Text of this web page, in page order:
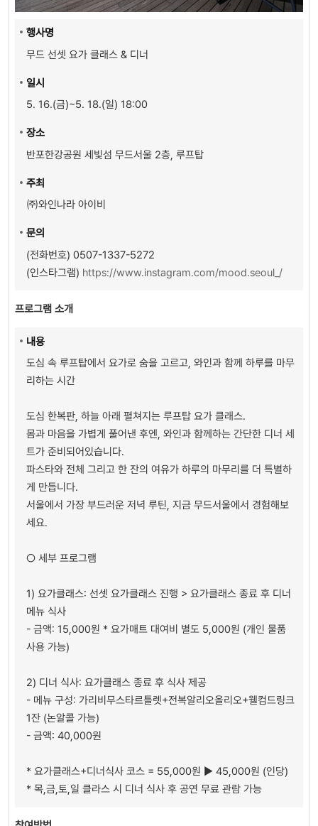
행사명
무드 선셋 요가 클래스 & 디너
일시
5. 16.(금)~5. 18.(일) 18:00
장소
반포한강공원 세빛섬 무드서울 2층, 루프탑
주최
㈜와인나라 아이비
문의
(전화번호) 0507-1337-5272
(인스타그램) https://www.instagram.com/mood.seoul_/
프로그램 소개
내용
도심 속 루프탑에서 요가로 숨을 고르고, 와인과 함께 하루를 마무
리하는 시간
도심 한복판, 하늘 아래 펼쳐지는 루프탑 요가 클래스.
몸과 마음을 가볍게 풀어낸 후엔, 와인과 함께하는 간단한 디너 세
트가 준비되어있습니다.
파스타와 전체 그리고 한 잔의 여유가 하루의 마무리를 더 특별하
게 만듭니다.
서울에서 가장 부드러운 저녁 루틴, 지금 무드서울에서 경험해보
세요.
○ 세부 프로그램
1) 요가클래스: 선셋 요가클래스 진행 > 요가클래스 종료 후 디너
메뉴 식사
- 금액: 15,000원 * 요가매트 대여비 별도 5,000원 (개인 물품
사용 가능)
2) 디너 식사: 요가클래스 종료 후 식사 제공
- 메뉴 구성: 가리비무스타르틀렛+전복알리오올리오+웰컴드링크
1잔 (논알콜 가능)
- 금액: 40,000원
* 요가클래스+디너식사 코스 = 55,000원 ▶ 45,000원 (인당)
* 목,금,토,일 클라스 시 디너 식사 후 공연 무료 관람 가능